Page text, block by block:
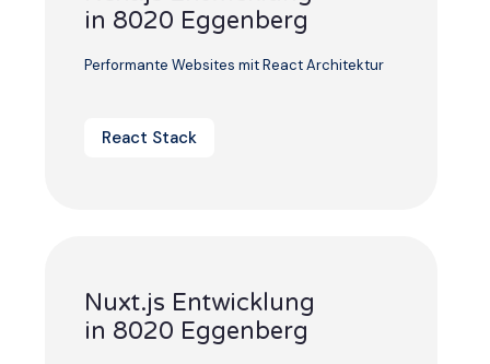
in 8020 Eggenberg
Performante Websites mit React Architektur
React Stack
Nuxt.js Entwicklung
in 8020 Eggenberg